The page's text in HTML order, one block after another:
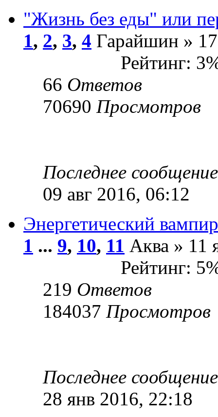
"Жизнь без еды" или
1, 2, 3, 4 Гарайшин »
Рейтинг:
66 Ответов
70690 Просмотров
Последнее
09 авг 2016, 06:12
Энергетический
1 ... 9, 10, 11 Аква » 11
Рейтинг:
219 Ответов
184037 Просмотров
Последнее
28 янв 2016, 22:18